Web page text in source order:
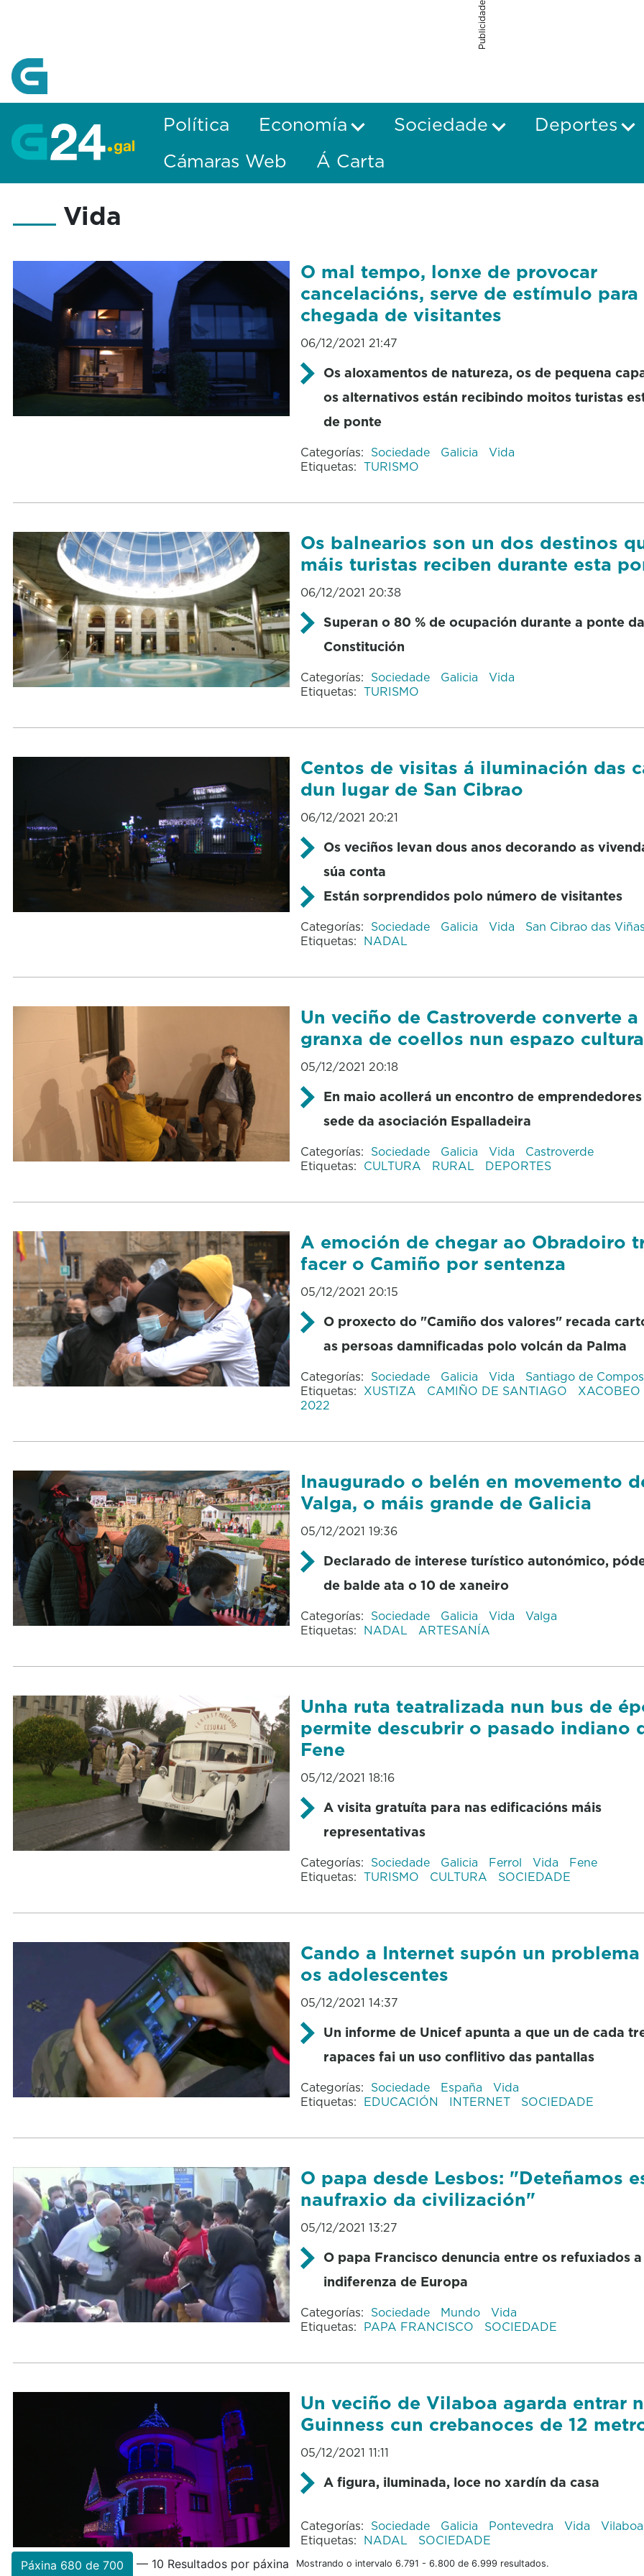
Publicidade
Política Economía Sociedade Deportes
Cámaras Web
Á Carta
Vida
O mal tempo, lonxe de provocar
cancelacións, serve de estímulo para
chegada de visitantes
06/12/2021 21:47
Os aloxamentos de natureza, os de pequena
os alternativos están recibindo moitos turistas
de ponte
Categorías: Sociedade Galicia
Vida
Etiquetas: TURISMO
Os balnearios son un dos destinos
máis turistas reciben durante esta
06/12/2021 20:38
Superan o 80 % de ocupación durante a ponte da
Constitución
Categorías: Sociedade Galicia
Vida
Etiquetas: TURISMO
Centos de visitas á iluminación das
dun lugar de San Cibrao
06/12/2021 20:21
Os veciños levan dous anos decorando as
súa conta
Están sorprendidos polo número de visitantes
Categorías: Sociedade Galicia Vida
San Cibrao das Viñas
Etiquetas: NADAL
Un veciño de Castroverde converte a
granxa de coellos nun espazo
05/12/2021 20:18
En maio acollerá un encontro de emprendedores
sede da asociación Espalladeira
Categorías: Sociedade Galicia Vida
Castroverde
Etiquetas: CULTURA RURAL DEPORTES
A emoción de chegar ao Obradoiro
facer o Camiño por sentenza
05/12/2021 20:15
O proxecto do "Camiño dos valores" recada
as persoas damnificadas polo volcán da Palma
Categorías: Sociedade Galicia Vida
Santiago de
Etiquetas: XUSTIZA CAMIÑO DE SANTIAGO
XACOBEO
2022
Inaugurado o belén en movemento
Valga, o máis grande de Galicia
05/12/2021 19:36
Declarado de interese turístico autonómico,
de balde ata o 10 de xaneiro
Categorías: Sociedade Galicia Vida
Valga
Etiquetas: NADAL ARTESANÍA
Unha ruta teatralizada nun bus de
permite descubrir o pasado indiano
Fene
05/12/2021 18:16
A visita gratuíta para nas edificacións máis
representativas
Categorías: Sociedade Galicia Ferrol Vida
Fene
Etiquetas: TURISMO CULTURA SOCIEDADE
Cando a Internet supón un problema
os adolescentes
05/12/2021 14:37
Un informe de Unicef apunta a que un de cada
rapaces fai un uso conflitivo das pantallas
Categorías: Sociedade España
Vida
Etiquetas: EDUCACIÓN INTERNET SOCIEDADE
O papa desde Lesbos: "Deteñamos
naufraxio da civilización"
05/12/2021 13:27
O papa Francisco denuncia entre os refuxiados a
indiferenza de Europa
Categorías: Sociedade Mundo
Vida
Etiquetas: PAPA FRANCISCO SOCIEDADE
Un veciño de Vilaboa agarda entrar
Guinness cun crebanoces de 12
05/12/2021 11:11
A figura, iluminada, loce no xardín da casa
Categorías: Sociedade Galicia Pontevedra Vida
Vilaboa
Etiquetas: NADAL SOCIEDADE
Páxina 680 de 700 — 10 Resultados por páxina Mostrando o intervalo 6.791 - 6.800 de 6.999 resultados.